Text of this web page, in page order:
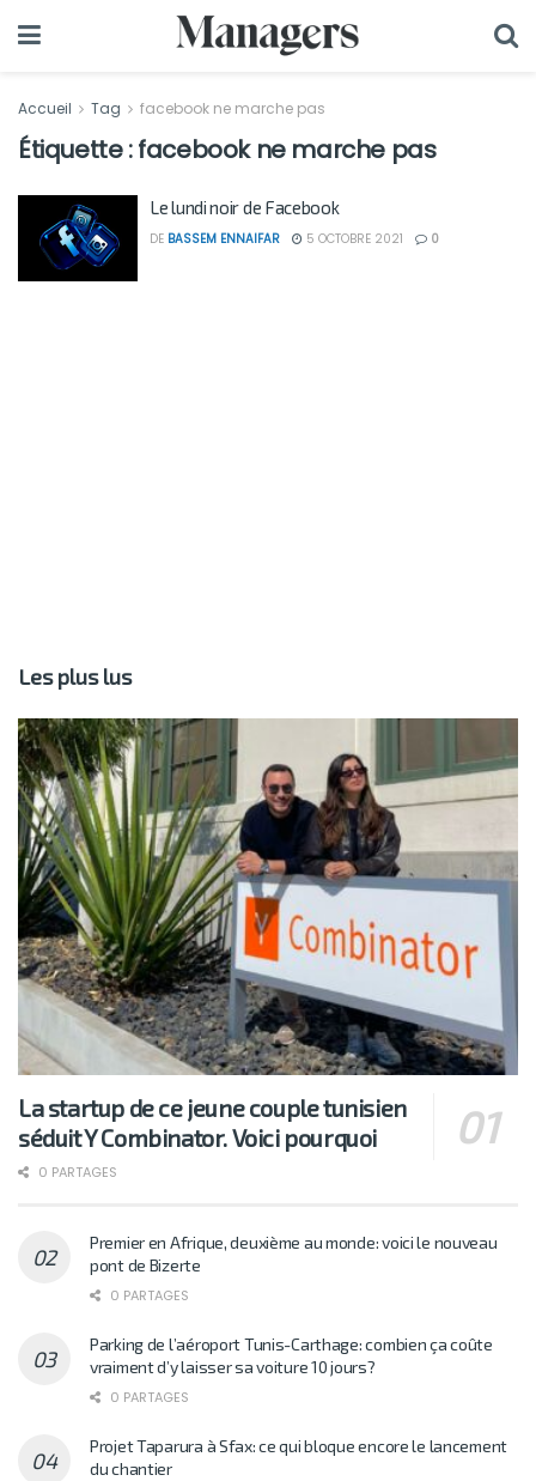
Accueil Tag facebook ne marche pas
Étiquette :facebook ne marche pas
Le lundi noir de Facebook
DE BASSEM ENNAIFAR 5 OCTOBRE 2021 0
Les plus lus
La startup de ce jeune couple tunisien
séduit Y Combinator. Voici pourquoi
0 PARTAGES
Premier en Afrique, deuxième au monde: voici le nouveau
pont de Bizerte
0 PARTAGES
Parking de l’aéroport Tunis-Carthage: combien ça coûte
vraiment d’y laisser sa voiture 10 jours?
0 PARTAGES
Projet Taparura à Sfax: ce qui bloque encore le lancement
du chantier